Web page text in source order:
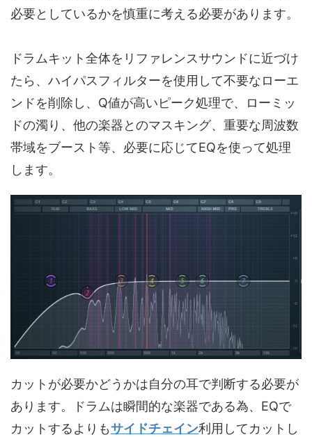
必要としているかを慎重に考える必要があります。
ドラムキット全体をリファレンスサウンドに近づけ
たら、ハイパスフィルターを使用して不要なローエ
ンドを削除し、Q値が高いピーク処理で、ローミッ
ドの濁り、他の楽器とのマスキング、重要な周波数
帯域をブースト等、必要に応じてEQを使って処理
します。
カットが必要かどうかは自分の耳で判断する必要が
あります。ドラムは瞬間的な楽器である為、EQで
カットするよりもサイドチェイン利用してカットし